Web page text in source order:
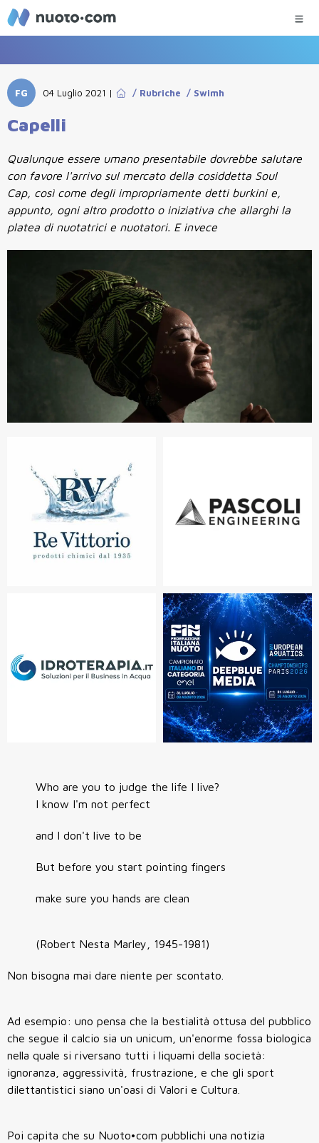
FG 04 Luglio 2021 | / Rubriche / Swimh
Capelli
Qualunque essere umano presentabile dovrebbe salutare
con favore l'arrivo sul mercato della cosiddetta Soul
Cap, così come degli impropriamente detti burkini e,
appunto, ogni altro prodotto o iniziativa che allarghi la
platea di nuotatrici e nuotatori. E invece
Who are you to judge the life I live?
I know I'm not perfect
and I don't live to be
But before you start pointing fingers
make sure you hands are clean
(Robert Nesta Marley, 1945-1981)
Non bisogna mai dare niente per scontato.
Ad esempio: uno pensa che la bestialità ottusa del pubblico
che segue il calcio sia un unicum, un'enorme fossa biologica
nella quale si riversano tutti i liquami della società:
ignoranza, aggressività, frustrazione, e che gli sport
dilettantistici siano un'oasi di Valori e Cultura.
Poi capita che su Nuoto•com pubblichi una notizia